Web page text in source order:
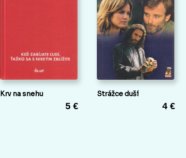
Krv na snehu
5 €
Strážce duší
4 €